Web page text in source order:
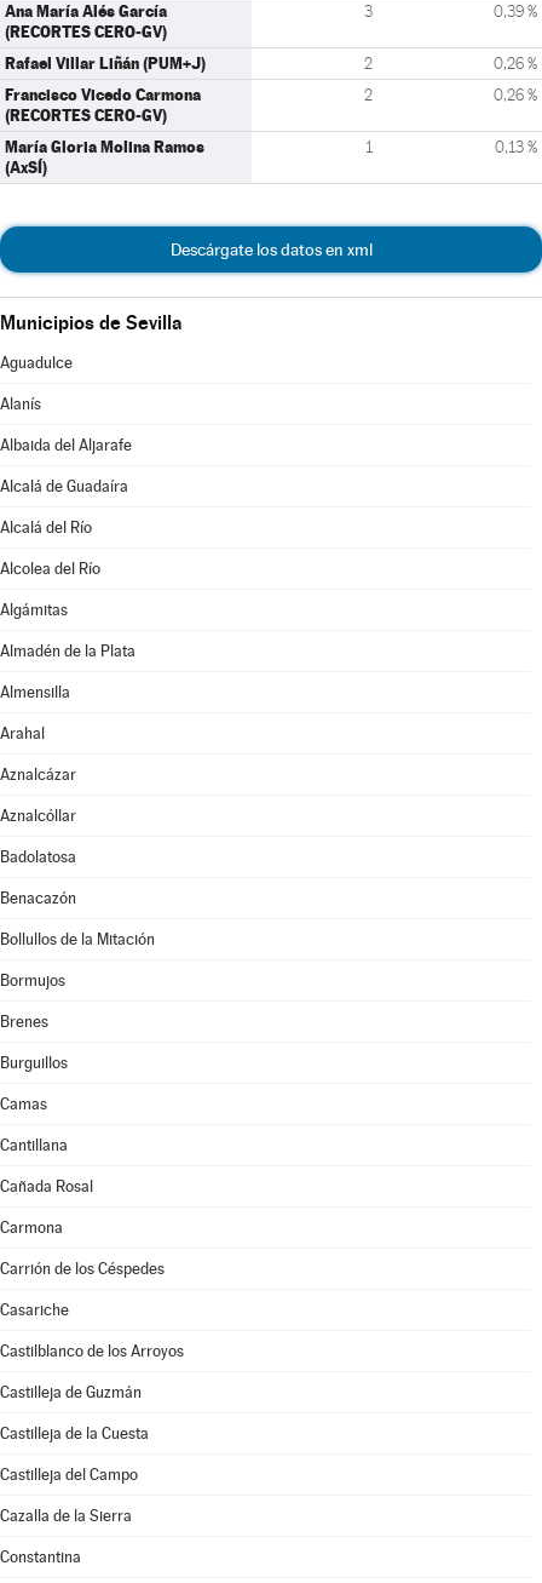
Ana María Alés García
(RECORTES CERO-GV)
3 0,39 %
Rafael Villar Liñán (PUM+J) 2 0,26 %
Francisco Vicedo Carmona
(RECORTES CERO-GV)
2 0,26 %
María Gloria Molina Ramos
(AxSÍ)
1 0,13 %
Descárgate los datos en xml
Municipios de Sevilla
Aguadulce
Alanís
Albaida del Aljarafe
Alcalá de Guadaíra
Alcalá del Río
Alcolea del Río
Algámitas
Almadén de la Plata
Almensilla
Arahal
Aznalcázar
Aznalcóllar
Badolatosa
Benacazón
Bollullos de la Mitación
Bormujos
Brenes
Burguillos
Camas
Cantillana
Cañada Rosal
Carmona
Carrión de los Céspedes
Casariche
Castilblanco de los Arroyos
Castilleja de Guzmán
Castilleja de la Cuesta
Castilleja del Campo
Cazalla de la Sierra
Constantina